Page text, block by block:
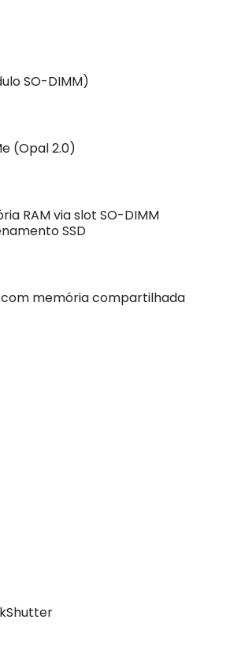
SO-DIMM)
(Opal 2.0)
RAM via slot SO-DIMM
SSD
memória compartilhada